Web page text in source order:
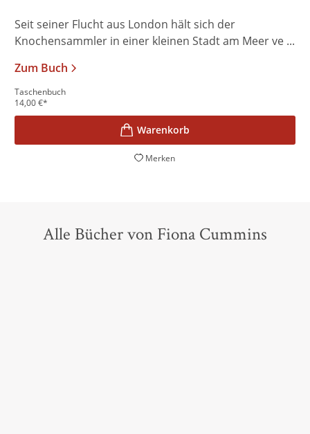
Seit seiner Flucht aus London hält sich der
Knochensammler in einer kleinen Stadt am Meer ve ...
Zum Buch
Taschenbuch
14,00€*
Merken
Alle Bücher von Fiona Cummins